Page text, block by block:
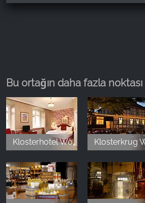
Bu ortağın daha fazla noktası
Klosterhotel Wöltingerode